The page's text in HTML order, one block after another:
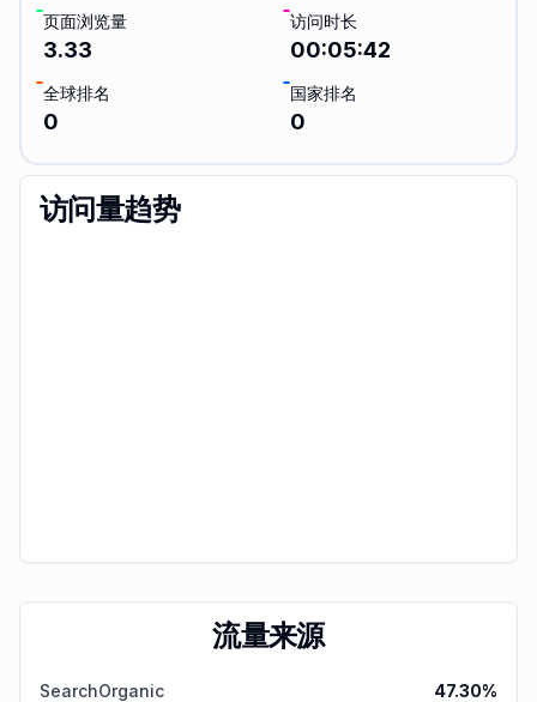
页面浏览量
3.33
访问时长
00:05:42
全球排名
0
国家排名
0
访问量趋势
流量来源
SearchOrganic 47.30%